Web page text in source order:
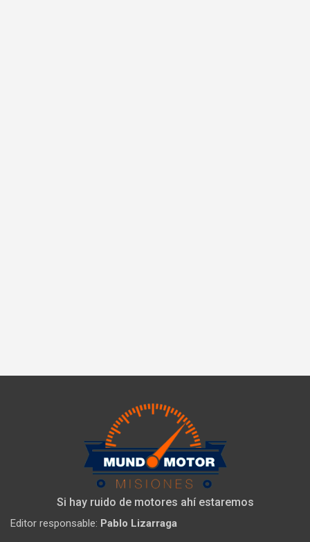
Si hay ruido de motores ahí estaremos
Editor responsable: Pablo Lizarraga